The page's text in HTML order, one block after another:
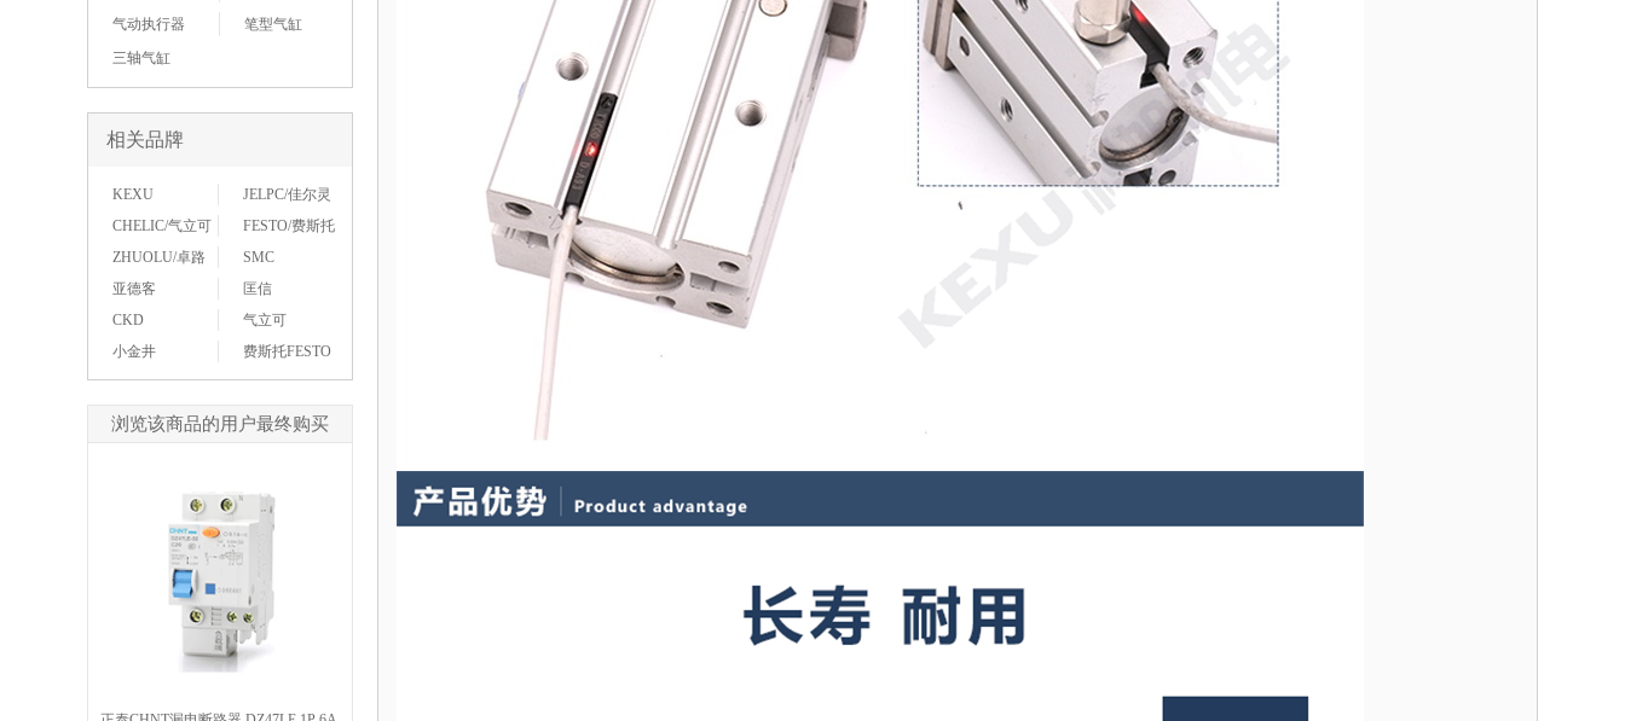
气动执行器
笔型气缸
三轴气缸
相关品牌
KEXU
JELPC/佳尔灵
CHELIC/气立可
FESTO/费斯托
ZHUOLU/卓路
SMC
亚德客
匡信
CKD
气立可
小金井
费斯托FESTO
浏览该商品的用户最终购买